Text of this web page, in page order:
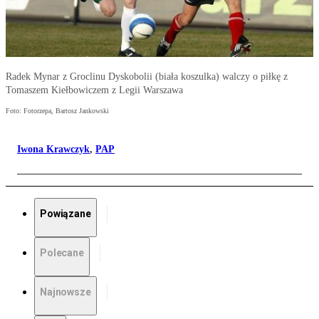
Radek Mynar z Groclinu Dyskobolii (biała koszulka) walczy o piłkę z
Tomaszem Kiełbowiczem z Legii Warszawa
Foto: Fotorzepa, Bartosz Jankowski
Iwona Krawczyk, PAP
Powiązane
Polecane
Najnowsze